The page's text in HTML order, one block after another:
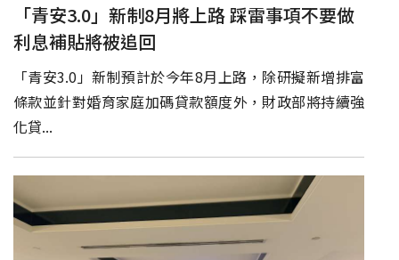
「青安3.0」新制8月將上路 踩雷事項不要做
利息補貼將被追回
「青安3.0」新制預計於今年8月上路，除研擬新增排富
條款並針對婚育家庭加碼貸款額度外，財政部將持續強
化貸...